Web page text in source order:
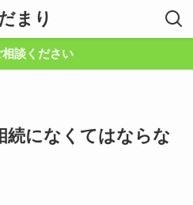
まり
さい
続になくてはならな